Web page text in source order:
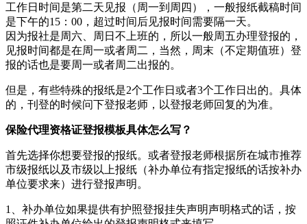
工作日时间是第二天见报（周一到周四），一般报纸截稿时间
是下午的15：00，超过时间后见报时间需要隔一天。
因为报社是周六、周日不上班的，所以一般周五办理登报的，
见报时间都是在周一或者周二，当然，周末（不定期值班）登
报的话也是要周一或者周二出报的。
但是，有些特殊的报纸是2个工作日或者3个工作日出的。具体
的，刊登的时候问下登报老师，以登报老师回复的为准。
保险代理资格证登报模板具体怎么写？
首先选择你想要登报的报纸。或者登报老师根据所在城市推荐
市级报纸以及市级以上报纸（补办单位有指定报纸的话按补办
单位要求来）进行登报声明。
1、补办单位如果提供有护照登报挂失声明声明格式的话，按